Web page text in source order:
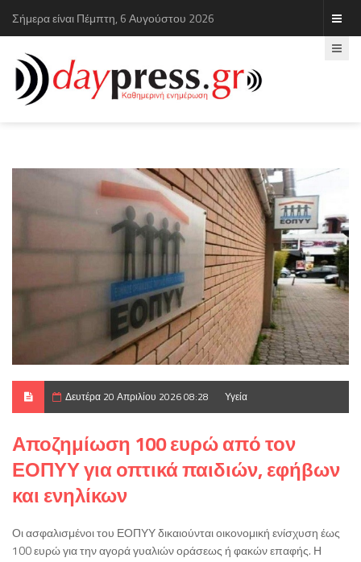
Σήμερα είναι Πέμπτη, 6 Αυγούστου 2026
Δευτέρα 20 Απριλίου 2026 08:28 Υγεία
Αποζημίωση 100 ευρώ από τον
ΕΟΠΥΥ για οπτικά παιδιών, εφήβων
και ενηλίκων
Οι ασφαλισμένοι του ΕΟΠΥΥ δικαιούνται οικονομική ενίσχυση έως
100 ευρώ για την αγορά γυαλιών οράσεως ή φακών επαφής. Η